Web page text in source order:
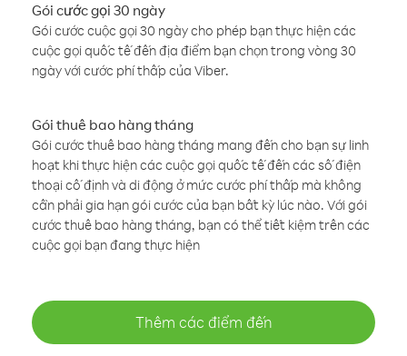
Gói cước gọi 30 ngày
Gói cước cuộc gọi 30 ngày cho phép bạn thực hiện các
cuộc gọi quốc tế đến địa điểm bạn chọn trong vòng 30
ngày với cước phí thấp của Viber.
Gói thuê bao hàng tháng
Gói cước thuê bao hàng tháng mang đến cho bạn sự linh
hoạt khi thực hiện các cuộc gọi quốc tế đến các số điện
thoại cố định và di động ở mức cước phí thấp mà không
cần phải gia hạn gói cước của bạn bất kỳ lúc nào. Với gói
cước thuê bao hàng tháng, bạn có thể tiết kiệm trên các
cuộc gọi bạn đang thực hiện
Thêm các điểm đến